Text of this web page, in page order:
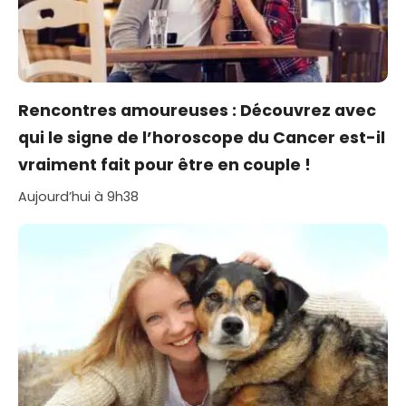
Rencontres amoureuses : Découvrez avec
qui le signe de l’horoscope du Cancer est-il
vraiment fait pour être en couple !
Aujourd’hui à 9h38